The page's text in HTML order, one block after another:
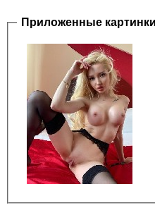
Приложенные картинки